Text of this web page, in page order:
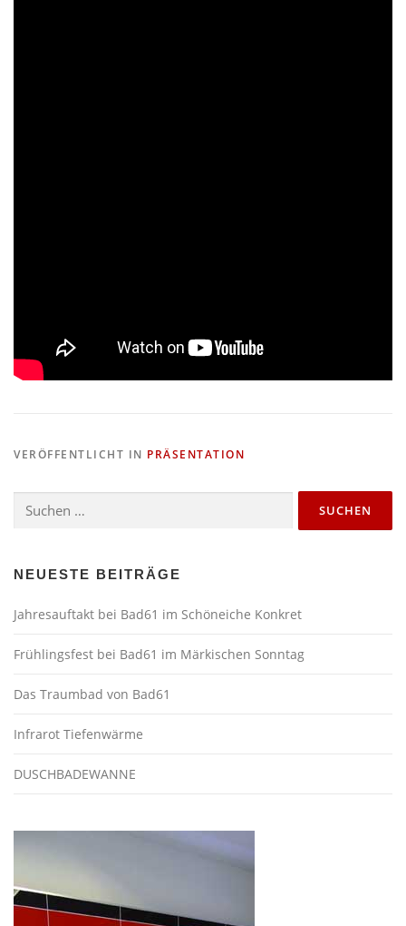
VERÖFFENTLICHT IN PRÄSENTATION
nach:
NEUESTE BEITRÄGE
Jahresauftakt bei Bad61 im Schöneiche Konkret
Frühlingsfest bei Bad61 im Märkischen Sonntag
Das Traumbad von Bad61
Infrarot Tiefenwärme
DUSCHBADEWANNE